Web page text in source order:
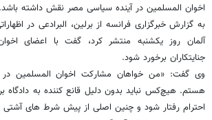
اخوان المسلمین در آینده سیاسی مصر نقش داشته باشد.
به گزارش خبرگزاری فرانسه از برلین، البرادعی در
آلمان روز یکشنبه منتشر کرد، گفت با اعضای
جنایتکاران برخورد شود.
وی گفت: «من خواهان مشارکت اخوان المسلمین در
هستم. هیچ‌کس نباید بدون دلیل قانع کننده به دادگاه
احترام رفتار شود و چنین اصلی از پیش شرط های